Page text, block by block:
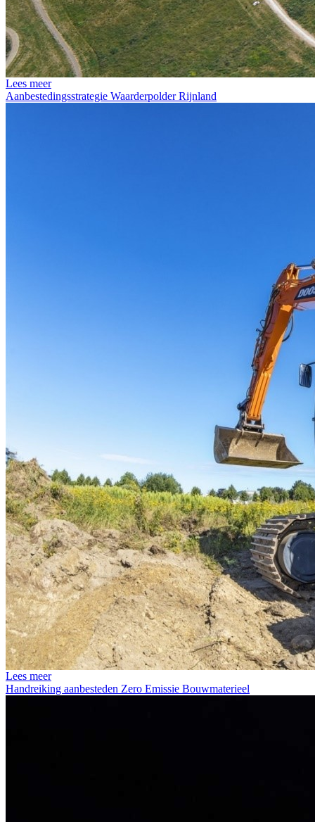
Lees meer
Aanbestedingsstrategie Waarderpolder Rijnland
Lees meer
Handreiking aanbesteden Zero Emissie Bouwmaterieel